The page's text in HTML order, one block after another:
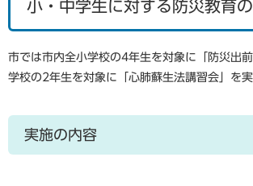
小・中学生に対する防災教育
市では市内全小学校の4年生を対象に「防災出
学校の2年生を対象に「心肺蘇生法講習会」を実
実施の内容